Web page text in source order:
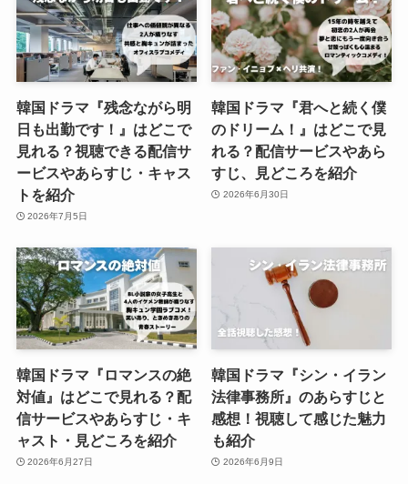
韓国ドラマ『残念ながら明
日も出勤です！』はどこで
見れる？視聴できる配信サ
ービスやあらすじ・キャス
トを紹介
2026年7月5日
韓国ドラマ『君へと続く僕
のドリーム！』はどこで見
れる？配信サービスやあら
すじ、見どころを紹介
2026年6月30日
韓国ドラマ『ロマンスの絶
対値』はどこで見れる？配
信サービスやあらすじ・キ
ャスト・見どころを紹介
2026年6月27日
韓国ドラマ『シン・イラン
法律事務所』のあらすじと
感想！視聴して感じた魅力
も紹介
2026年6月9日